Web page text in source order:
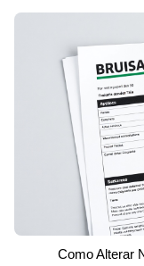
Como Alterar